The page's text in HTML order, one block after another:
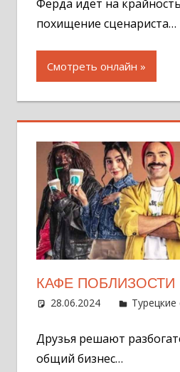
Ферда идет на
похищение сценариста…
Смотреть онлайн
КАФЕ ПОБЛИЗОСТИ
28.06.2024 Турецкие
Друзья решают
общий бизнес…